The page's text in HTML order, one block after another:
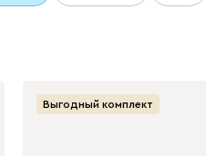
Выгодный комплект